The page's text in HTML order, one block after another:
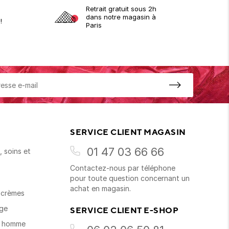
Retrait gratuit sous 2h
dans notre magasin à
Paris
soins et
SERVICE CLIENT MAGASIN
01 47 03 66 66
Contactez-nous par téléphone
pour toute question concernant un
achat en magasin.
SERVICE CLIENT E-SHOP